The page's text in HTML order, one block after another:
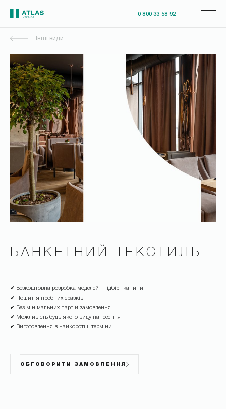
0 800 33 58 92
Інші види
БАНКЕТНИЙ ТЕКСТИЛЬ
✔ Безкоштовна розробка моделей і підбір тканини
✔ Пошиття пробних зразків
✔ Без мінімальних партій замовлення
✔ Можливість будь-якого виду нанесення
✔ Виготовлення в найкоротші терміни
ОБГОВОРИТИ ЗАМОВЛЕННЯ